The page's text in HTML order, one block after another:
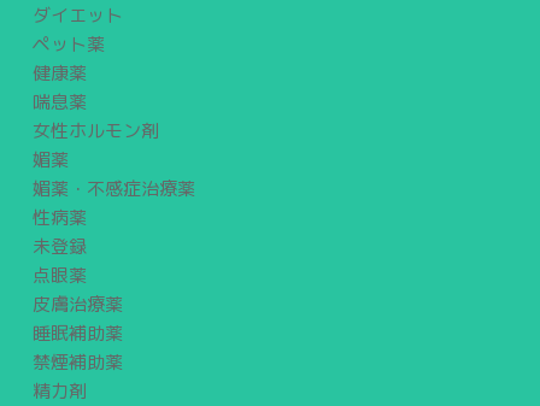
ダイエット
ペット薬
健康薬
喘息薬
女性ホルモン剤
媚薬
媚薬・不感症治療薬
性病薬
未登録
点眼薬
皮膚治療薬
睡眠補助薬
禁煙補助薬
精力剤